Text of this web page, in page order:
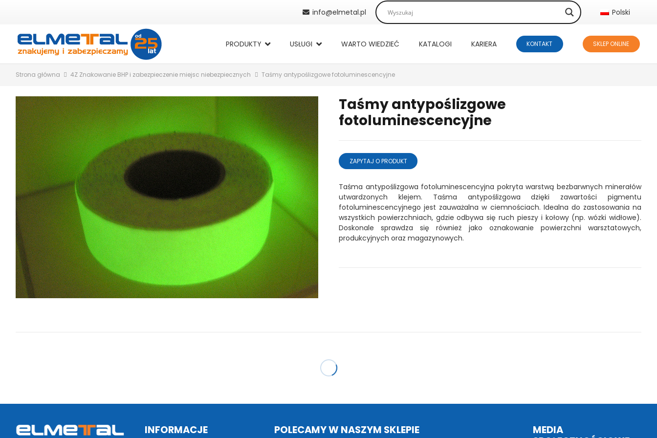
info@elmetal.pl Polski
PRODUKTY USŁUGI WARTO WIEDZIEĆ KATALOGI KARIERA KONTAKT SKLEP ONLINE
Strona główna 4Z Znakowanie BHP i zabezpieczenie miejsc niebezpiecznych Taśmy antypoślizgowe fotoluminescencyjne
Taśmy antypoślizgowe
fotoluminescencyjne
ZAPYTAJ O PRODUKT
Taśma antypoślizgowa fotoluminescencyjna pokryta warstwą bezbarwnych minerałów
utwardzonych klejem. Taśma antypoślizgowa dzięki zawartości pigmentu
fotoluminescencyjnego jest zauważalna w ciemnościach. Idealna do zastosowania na
wszystkich powierzchniach, gdzie odbywa się ruch pieszy i kołowy (np. wózki widłowe).
Doskonale sprawdza się również jako oznakowanie powierzchni warsztatowych,
produkcyjnych oraz magazynowych.
INFORMACJE POLECAMY W NASZYM SKLEPIE
MEDIA